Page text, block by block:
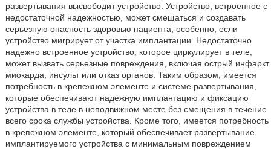
развертывания высвободит устройство. Устройство, встроенное с
недостаточной надежностью, может смещаться и создавать
серьезную опасность здоровью пациента, особенно, если
устройство мигрирует от участка имплантации. Недостаточно
надежно встроенное устройство, которое циркулирует в теле,
может вызвать серьезные повреждения, включая острый инфаркт
миокарда, инсульт или отказ органов. Таким образом, имеется
потребность в крепежном элементе и системе развертывания,
которые обеспечивают надежную имплантацию и фиксацию
устройства в теле в неподвижном месте без смещения в течение
всего срока службы устройства. Кроме того, имеется потребность
в крепежном элементе, который обеспечивает развертывание
имплантируемого устройства с минимальным повреждением